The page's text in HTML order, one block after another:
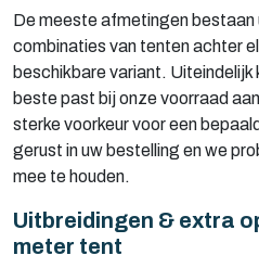
De meeste afmetingen bestaan
combinaties van tenten achter
beschikbare variant. Uiteindelijk
beste past bij onze voorraad
sterke voorkeur voor een
gerust in uw bestelling en we
mee te houden.
Uitbreidingen & extra
meter tent